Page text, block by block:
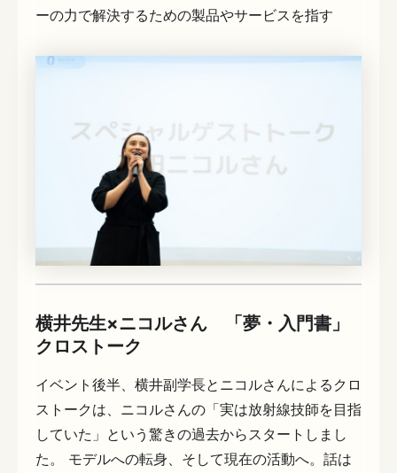
ーの力で解決するための製品やサービスを指す
横井先生×ニコルさん 「夢・入門書」
クロストーク
イベント後半、横井副学長とニコルさんによるクロ
ストークは、ニコルさんの「実は放射線技師を目指
していた」という驚きの過去からスタートしまし
た。 モデルへの転身、そして現在の活動へ。話は